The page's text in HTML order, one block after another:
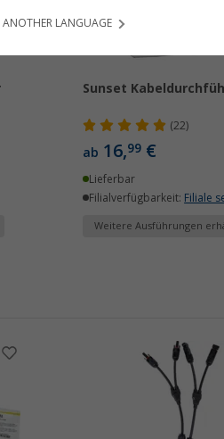
Sunset
(22)
ab 16,99€
Lieferbar
Filialverfügbarkeit: Filiale
Weitere Ausführungen
ANOTHER LANGUAGE